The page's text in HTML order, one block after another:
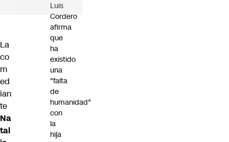
La
co
m
ed
ian
te
Na
tal
Luis
Cordero
afirma
que
ha
existido
una
"falta
de
humanidad"
con
la
hija